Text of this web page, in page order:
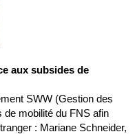
aux subsides de
SWW (Gestion des
mobilité du FNS afin
: Mariane Schneider,